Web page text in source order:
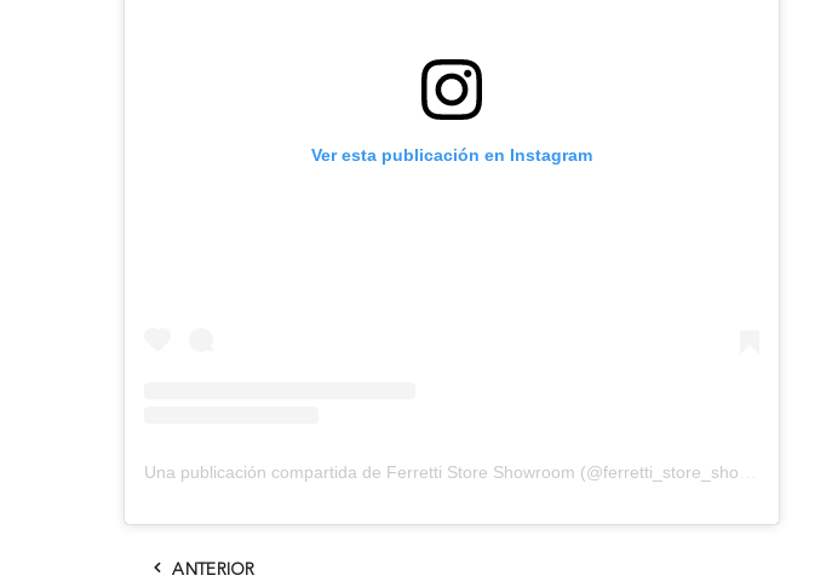
Ver esta publicación en Instagram
ANTERIOR